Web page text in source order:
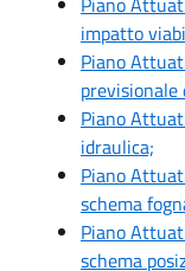
impatto
Piano
previsionale
Piano
idraulica;
Piano
schema
Piano
schema